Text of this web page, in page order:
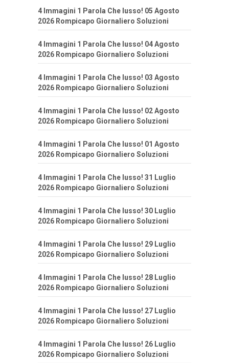
4 Immagini 1 Parola Che lusso! 05 Agosto
2026 Rompicapo Giornaliero Soluzioni
4 Immagini 1 Parola Che lusso! 04 Agosto
2026 Rompicapo Giornaliero Soluzioni
4 Immagini 1 Parola Che lusso! 03 Agosto
2026 Rompicapo Giornaliero Soluzioni
4 Immagini 1 Parola Che lusso! 02 Agosto
2026 Rompicapo Giornaliero Soluzioni
4 Immagini 1 Parola Che lusso! 01 Agosto
2026 Rompicapo Giornaliero Soluzioni
4 Immagini 1 Parola Che lusso! 31 Luglio
2026 Rompicapo Giornaliero Soluzioni
4 Immagini 1 Parola Che lusso! 30 Luglio
2026 Rompicapo Giornaliero Soluzioni
4 Immagini 1 Parola Che lusso! 29 Luglio
2026 Rompicapo Giornaliero Soluzioni
4 Immagini 1 Parola Che lusso! 28 Luglio
2026 Rompicapo Giornaliero Soluzioni
4 Immagini 1 Parola Che lusso! 27 Luglio
2026 Rompicapo Giornaliero Soluzioni
4 Immagini 1 Parola Che lusso! 26 Luglio
2026 Rompicapo Giornaliero Soluzioni